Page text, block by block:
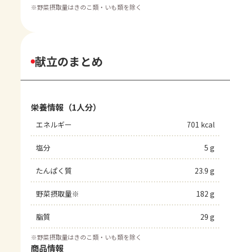
※野菜摂取量はきのこ類・いも類を除く
献立のまとめ
栄養情報（1人分）
エネルギー 701 kcal
塩分 5 g
たんぱく質 23.9 g
野菜摂取量※ 182 g
脂質 29 g
※野菜摂取量はきのこ類・いも類を除く
商品情報